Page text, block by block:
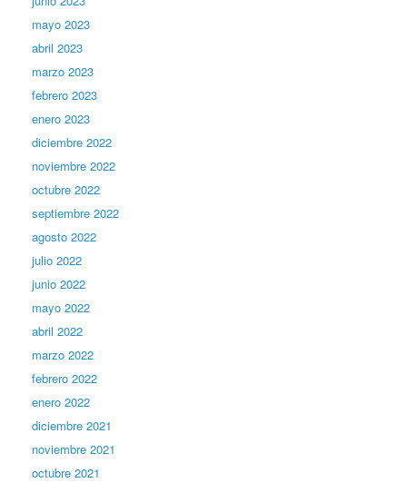
mayo 2023
abril 2023
marzo 2023
febrero 2023
enero 2023
diciembre 2022
noviembre 2022
octubre 2022
septiembre 2022
agosto 2022
julio 2022
junio 2022
mayo 2022
abril 2022
marzo 2022
febrero 2022
enero 2022
diciembre 2021
noviembre 2021
octubre 2021